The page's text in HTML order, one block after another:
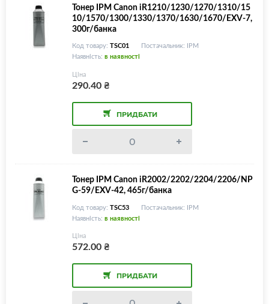
Тонер IPM Canon iR1210/1230/1270/1310/15
10/1570/1300/1330/1370/1630/1670/EXV-7,
300г/банка
Код товару: TSC01
Постачальник: IPM
Наявність: в наявності
Ціна
290.40₴
ПРИДБАТИ
Тонер IPM Canon iR2002/2202/2204/2206/NP
G-59/EXV-42, 465г/банка
Код товару: TSC53
Постачальник: IPM
Наявність: в наявності
Ціна
572.00₴
ПРИДБАТИ